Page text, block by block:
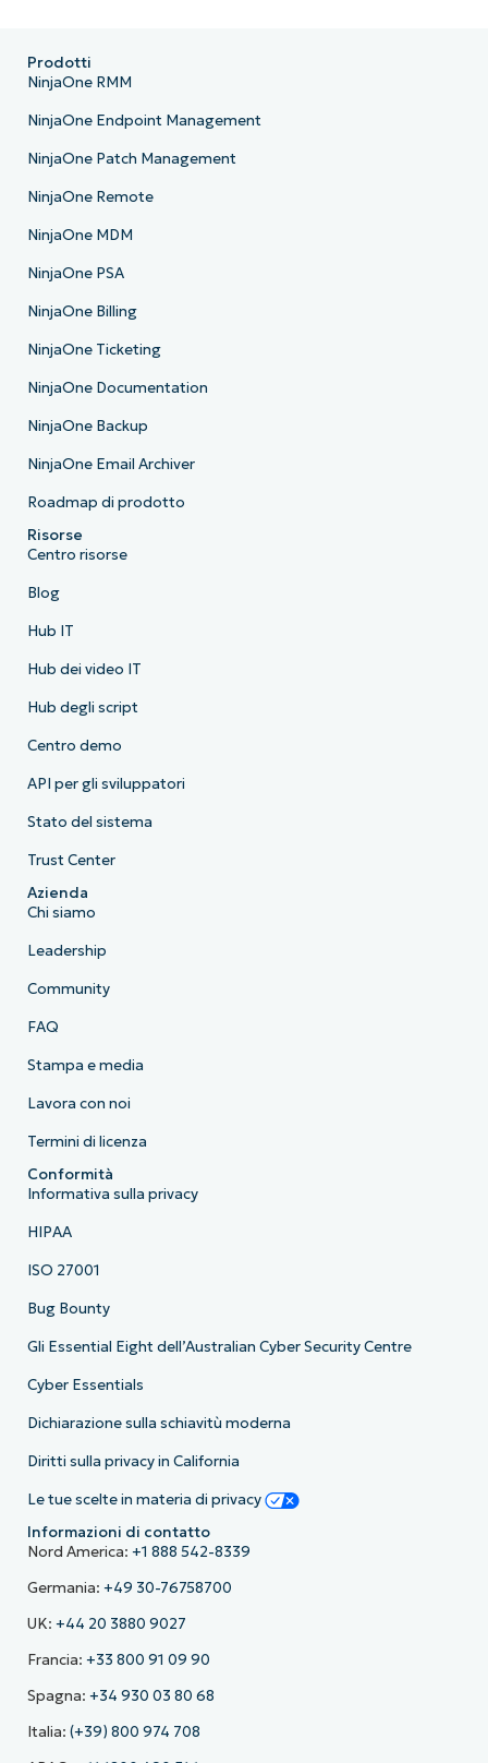
Prodotti
NinjaOne RMM
NinjaOne Endpoint Management
NinjaOne Patch Management
NinjaOne Remote
NinjaOne MDM
NinjaOne PSA
NinjaOne Billing
NinjaOne Ticketing
NinjaOne Documentation
NinjaOne Backup
NinjaOne Email Archiver
Roadmap di prodotto
Risorse
Centro risorse
Blog
Hub IT
Hub dei video IT
Hub degli script
Centro demo
API per gli sviluppatori
Stato del sistema
Trust Center
Azienda
Chi siamo
Leadership
Community
FAQ
Stampa e media
Lavora con noi
Termini di licenza
Conformità
Informativa sulla privacy
HIPAA
ISO 27001
Bug Bounty
Gli Essential Eight dell’Australian Cyber Security Centre
Cyber Essentials
Dichiarazione sulla schiavitù moderna
Diritti sulla privacy in California
Le tue scelte in materia di privacy
Informazioni di contatto
Nord America: +1 888 542-8339
Germania: +49 30-76758700
UK: +44 20 3880 9027
Francia: +33 800 91 09 90
Spagna: +34 930 03 80 68
Italia: (+39) 800 974 708